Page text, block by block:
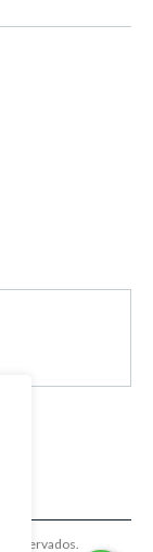
reservados.